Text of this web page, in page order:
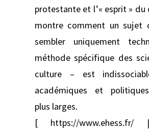
protestante et l’« esprit » du
montre comment un sujet
sembler uniquement
méthode spécifique des
culture – est
académiques et
plus larges.
[ https://